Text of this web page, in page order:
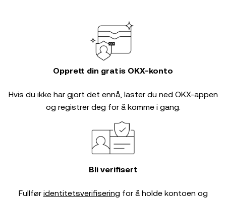
Opprett din gratis OKX-konto
Hvis du ikke har gjort det ennå, laster du ned OKX-appen
og registrer deg for å komme i gang.
Bli verifisert
Fullfør identitetsverifisering for å holde kontoen og